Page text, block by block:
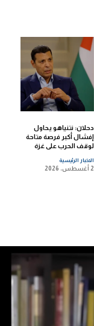
دحلان: نتنياهو يحاول
إفشال أكبر فرصة متاحة
لوقف الحرب على غزة
الاخبار الرئيسية
2 أغسطس، 2026